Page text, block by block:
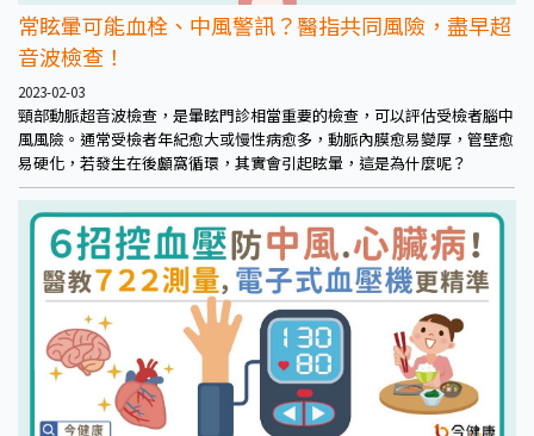
常眩暈可能血栓、中風警訊？醫指共同風險，盡早超
音波檢查！
2023-02-03
頸部動脈超音波檢查，是暈眩門診相當重要的檢查，可以評估受檢者腦中
風風險。通常受檢者年紀愈大或慢性病愈多，動脈內膜愈易變厚，管壁愈
易硬化，若發生在後顱窩循環，其實會引起眩暈，這是為什麼呢？